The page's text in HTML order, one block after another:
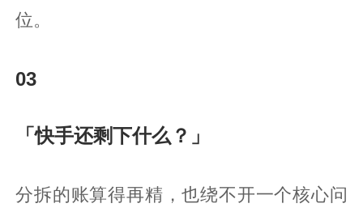
位。
03
「快手还剩下什么？」
分拆的账算得再精，也绕不开一个核心问